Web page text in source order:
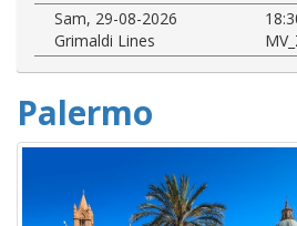
Sam, 29-08-2026
Grimaldi Lines
Palermo